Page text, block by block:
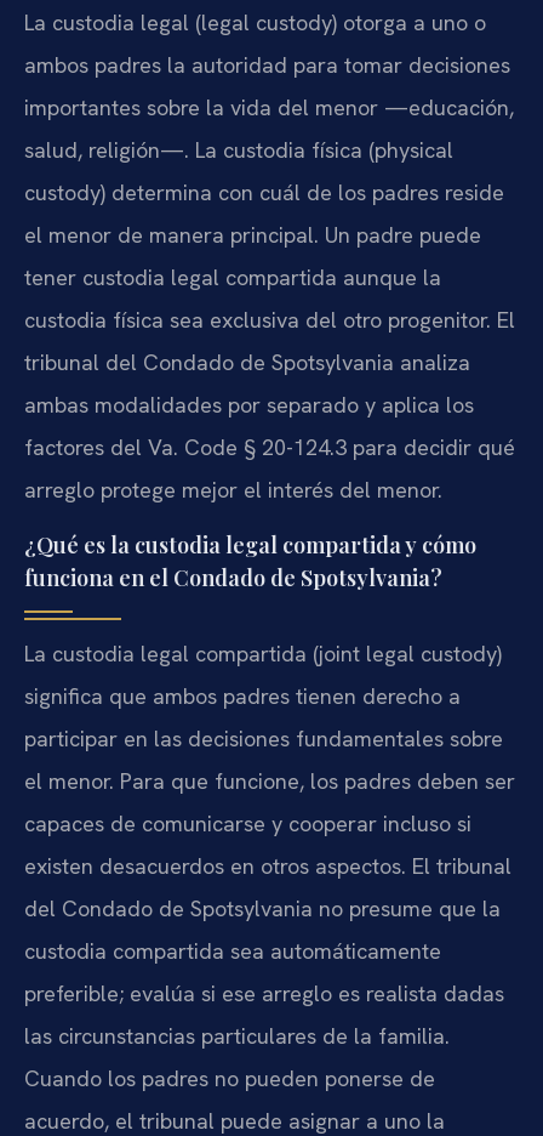
La custodia legal (legal custody) otorga a uno o
ambos padres la autoridad para tomar decisiones
importantes sobre la vida del menor —educación,
salud, religión—. La custodia física (physical
custody) determina con cuál de los padres reside
el menor de manera principal. Un padre puede
tener custodia legal compartida aunque la
custodia física sea exclusiva del otro progenitor. El
tribunal del Condado de Spotsylvania analiza
ambas modalidades por separado y aplica los
factores del Va. Code § 20-124.3 para decidir qué
arreglo protege mejor el interés del menor.
¿Qué es la custodia legal compartida y cómo
funciona en el Condado de Spotsylvania?
La custodia legal compartida (joint legal custody)
significa que ambos padres tienen derecho a
participar en las decisiones fundamentales sobre
el menor. Para que funcione, los padres deben ser
capaces de comunicarse y cooperar incluso si
existen desacuerdos en otros aspectos. El tribunal
del Condado de Spotsylvania no presume que la
custodia compartida sea automáticamente
preferible; evalúa si ese arreglo es realista dadas
las circunstancias particulares de la familia.
Cuando los padres no pueden ponerse de
acuerdo, el tribunal puede asignar a uno la